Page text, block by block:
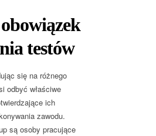
testów
się na różnego
odbyć właściwe
ich
zawodu.
są osoby pracujące